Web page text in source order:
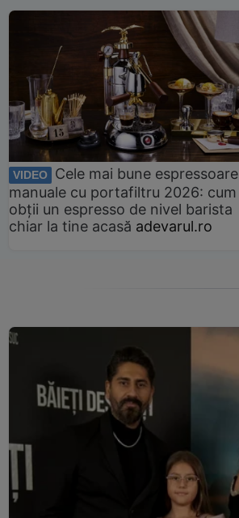
VIDEO
Cele mai bune espressoare
manuale cu portafiltru 2026: cum
obții un espresso de nivel barista
chiar la tine acasă adevarul.ro